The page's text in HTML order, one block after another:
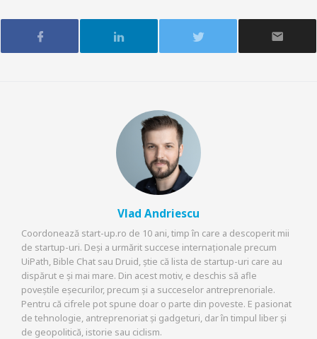
Vlad Andriescu
Coordonează start-up.ro de 10 ani, timp în care a descoperit mii
de startup-uri. Deși a urmărit succese internaționale precum
UiPath, Bible Chat sau Druid, știe că lista de startup-uri care au
dispărut e și mai mare. Din acest motiv, e deschis să afle
poveștile eșecurilor, precum și a succeselor antreprenoriale.
Pentru că cifrele pot spune doar o parte din poveste. E pasionat
de tehnologie, antreprenoriat și gadgeturi, dar în timpul liber și
de geopolitică, istorie sau ciclism.